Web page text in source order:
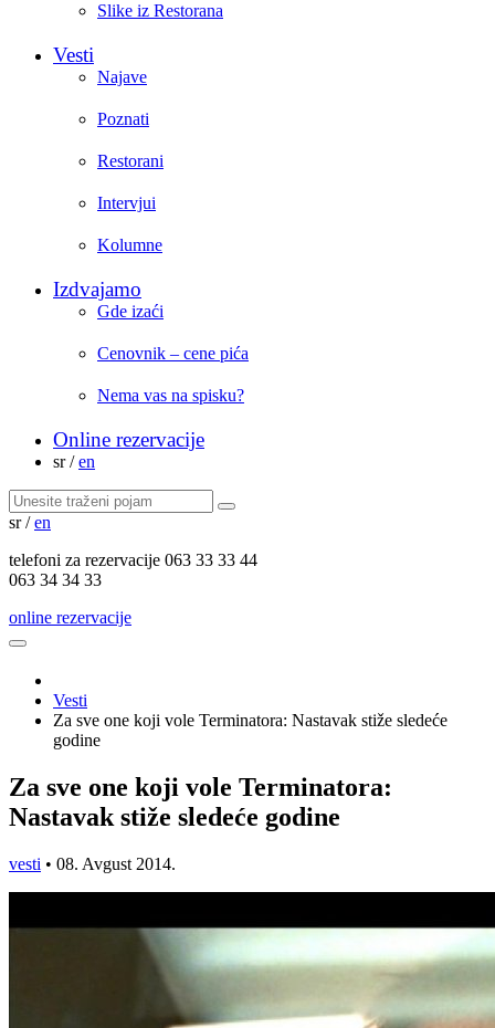
Slike iz Restorana
Vesti
Najave
Poznati
Restorani
Intervjui
Kolumne
Izdvajamo
Gde izaći
Cenovnik – cene pića
Nema vas na spisku?
Online rezervacije
sr / en
sr / en
telefoni za rezervacije 063 33 33 44
063 34 34 33
online rezervacije
Vesti
Za sve one koji vole Terminatora: Nastavak stiže sledeće
godine
Za sve one koji vole Terminatora:
Nastavak stiže sledeće godine
vesti • 08. Avgust 2014.